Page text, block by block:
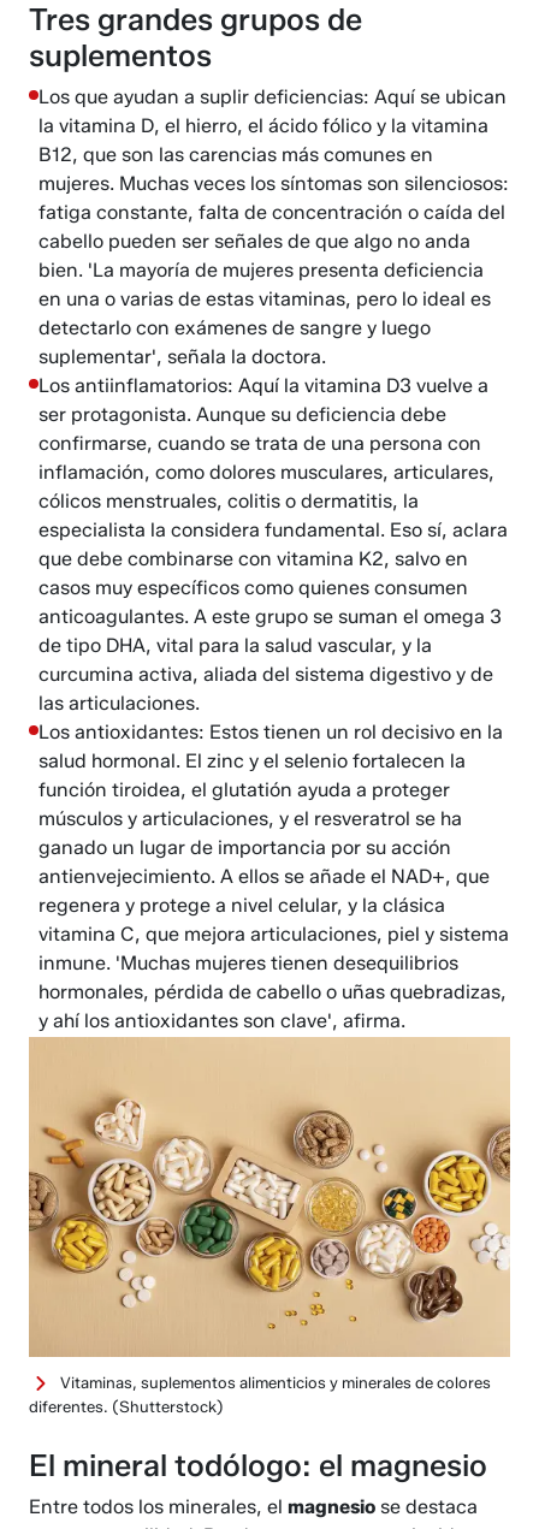
Tres grandes grupos de
suplementos
Los que ayudan a suplir deficiencias: Aquí se ubican
la vitamina D, el hierro, el ácido fólico y la vitamina
B12, que son las carencias más comunes en
mujeres. Muchas veces los síntomas son silenciosos:
fatiga constante, falta de concentración o caída del
cabello pueden ser señales de que algo no anda
bien. 'La mayoría de mujeres presenta deficiencia
en una o varias de estas vitaminas, pero lo ideal es
detectarlo con exámenes de sangre y luego
suplementar', señala la doctora.
Los antiinflamatorios: Aquí la vitamina D3 vuelve a
ser protagonista. Aunque su deficiencia debe
confirmarse, cuando se trata de una persona con
inflamación, como dolores musculares, articulares,
cólicos menstruales, colitis o dermatitis, la
especialista la considera fundamental. Eso sí, aclara
que debe combinarse con vitamina K2, salvo en
casos muy específicos como quienes consumen
anticoagulantes. A este grupo se suman el omega 3
de tipo DHA, vital para la salud vascular, y la
curcumina activa, aliada del sistema digestivo y de
las articulaciones.
Los antioxidantes: Estos tienen un rol decisivo en la
salud hormonal. El zinc y el selenio fortalecen la
función tiroidea, el glutatión ayuda a proteger
músculos y articulaciones, y el resveratrol se ha
ganado un lugar de importancia por su acción
antienvejecimiento. A ellos se añade el NAD+, que
regenera y protege a nivel celular, y la clásica
vitamina C, que mejora articulaciones, piel y sistema
inmune. 'Muchas mujeres tienen desequilibrios
hormonales, pérdida de cabello o uñas quebradizas,
y ahí los antioxidantes son clave', afirma.
Vitaminas, suplementos alimenticios y minerales de colores
diferentes. (Shutterstock)
El mineral todólogo: el magnesio
Entre todos los minerales, elmagnesio se destaca